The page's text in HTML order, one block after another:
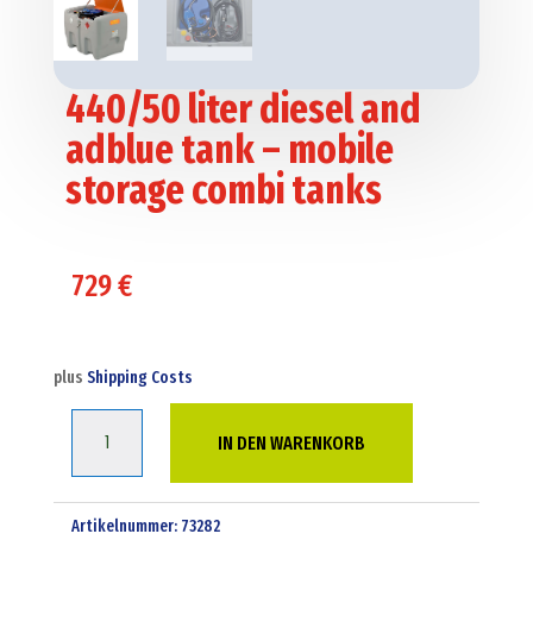
440/50 liter diesel and
adblue tank – mobile
storage combi tanks
729€
plus Shipping Costs
and
IN DEN WARENKORB
Artikelnummer: 73282